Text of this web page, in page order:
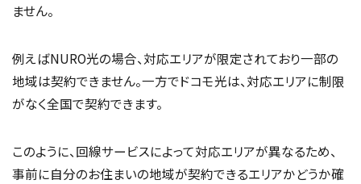
ません。
例えばNURO光の場合、対応エリアが限定されており一部の
地域は契約できません。一方でドコモ光は、対応エリアに制限
がなく全国で契約できます。
このように、回線サービスによって対応エリアが異なるため、
事前に自分のお住まいの地域が契約できるエリアかどうか確